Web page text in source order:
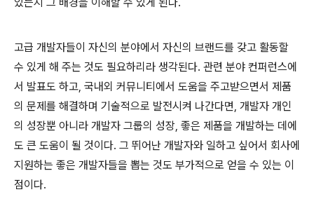
고급 개발자들이 자신의 분야에서 자신의 브랜드를 갖고 활동할
수 있게 해 주는 것도 필요하리라 생각된다. 관련 분야 컨퍼런스에
서 발표도 하고, 국내외 커뮤니티에서 도움을 주고받으면서 제품
의 문제를 해결하며 기술적으로 발전시켜 나간다면, 개발자 개인
의 성장뿐 아니라 개발자 그룹의 성장, 좋은 제품을 개발하는 데에
도 큰 도움이 될 것이다. 그 뛰어난 개발자와 일하고 싶어서 회사에
지원하는 좋은 개발자들을 뽑는 것도 부가적으로 얻을 수 있는 이
점이다.